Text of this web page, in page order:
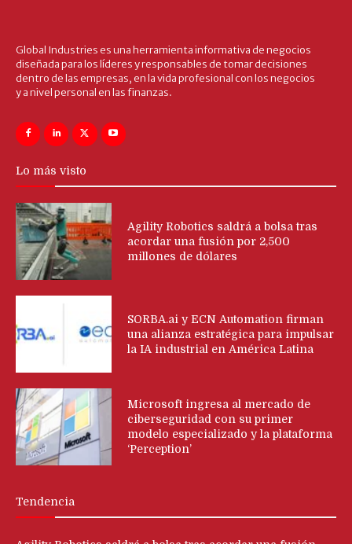
Global Industries es una herramienta informativa de negocios
diseñada para los líderes y responsables de tomar decisiones
dentro de las empresas, en la vida profesional con los negocios
y a nivel personal en las finanzas.
Lo más visto
Agility Robotics saldrá a bolsa tras
acordar una fusión por 2,500
millones de dólares
SORBA.ai y ECN Automation firman
una alianza estratégica para impulsar
la IA industrial en América Latina
Microsoft ingresa al mercado de
ciberseguridad con su primer
modelo especializado y la plataforma
‘Perception’
Tendencia